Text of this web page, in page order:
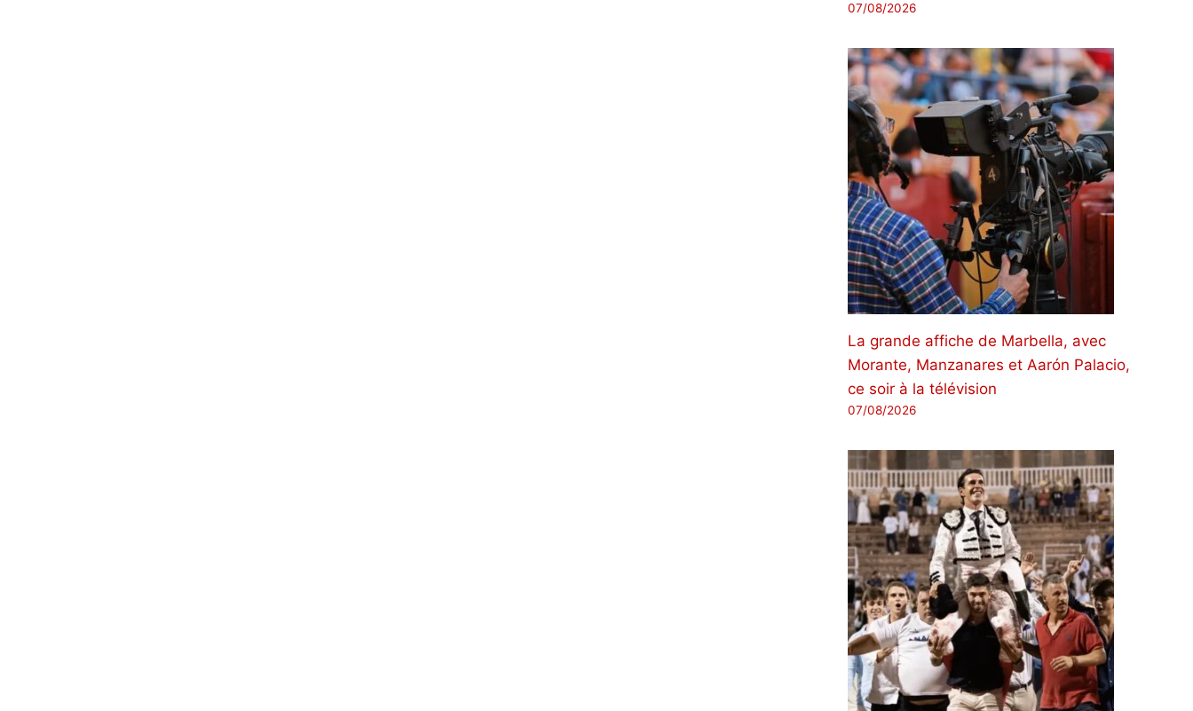
07/08/2026
La grande affiche de Marbella, avec
Morante, Manzanares et Aarón Palacio,
ce soir à la télévision
07/08/2026